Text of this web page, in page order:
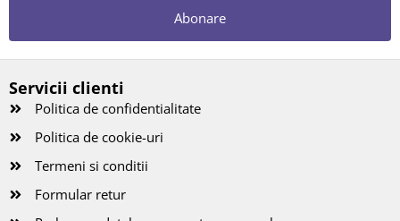
Abonare
Servicii clienti
Politica de confidentialitate
Politica de cookie-uri
Termeni si conditii
Formular retur